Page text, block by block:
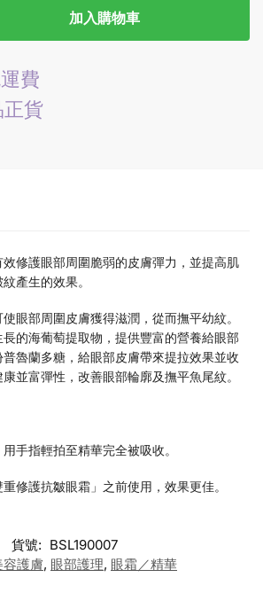
加入購物車
費
正貨
修護眼部周圍脆弱的皮膚彈力，並提高肌
產生的效果。
眼部周圍皮膚獲得滋潤，從而撫平幼紋。
的海葡萄提取物，提供豐富的營養給眼部
魯蘭多糖，給眼部皮膚帶來提拉效果並收
並富彈性，改善眼部輪廓及撫平魚尾紋。
手指輕拍至精華完全被吸收。
修護抗皺眼霜」之前使用，效果更佳。
貨號: BSL190007
容護膚, 眼部護理, 眼霜／精華